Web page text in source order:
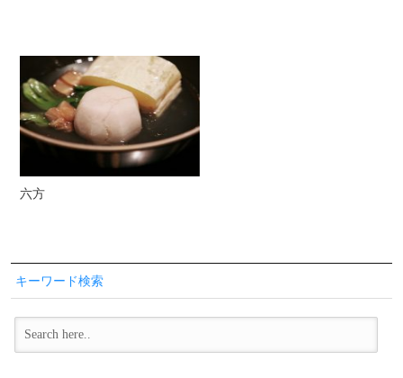
六方
キーワード検索